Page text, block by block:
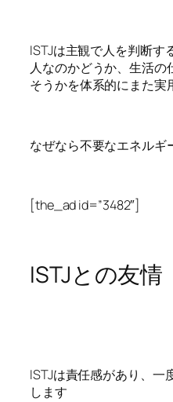
ISTJは主観で人を判断す
人なのかどうか、生活の
そうかを体系的にまた実
なぜなら不要なエネルギ
[the_ad id=”3482″]
ISTJとの友情
ISTJは責任感があり、一
します